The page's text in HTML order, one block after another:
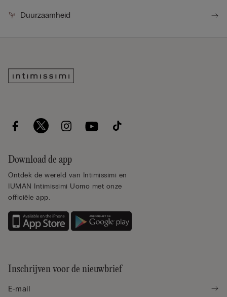
Duurzaamheid
Download de app
Ontdek de wereld van Intimissimi en
IUMAN Intimissimi Uomo met onze
officiële app.
Inschrijven voor de nieuwbrief